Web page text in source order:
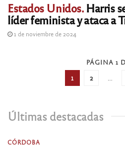
Estados Unidos.Harris
líder feminista y ataca a
1 de noviembre de 2024
PÁGINA 1
1 2
Últimas destacadas
CÓRDOBA